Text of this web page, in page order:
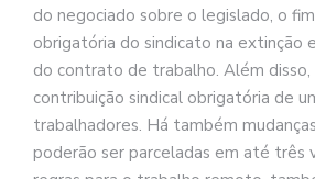
do negociado sobre o legislado, o
obrigatória do sindicato na extinção
do contrato de trabalho. Além
contribuição sindical obrigatória de
trabalhadores. Há também
poderão ser parceladas em até três